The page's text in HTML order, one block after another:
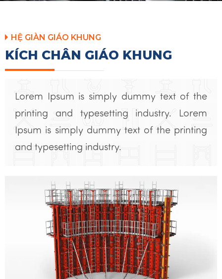
HỆ GIÀN GIÁO KHUNG
KÍCH CHÂN GIÁO KHUNG
Lorem Ipsum is simply dummy text of the
printing and typesetting industry. Lorem
Ipsum is simply dummy text of the printing
and typesetting industry.